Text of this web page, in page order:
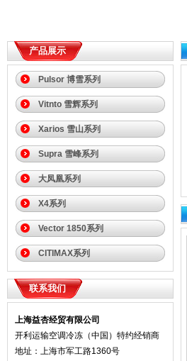
产品展示
Pulsor 博雪系列
Vitnto 雪辉系列
Xarios 雪山系列
Supra 雪峰系列
大凤凰系列
X4系列
Vector 1850系列
CITIMAX系列
联系我们
上海益杏经贸有限公司
开利运输空调冷冻（中国）特约经销商
地址：上海市军工路1360号